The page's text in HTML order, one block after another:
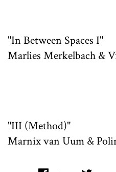
"In Between Spaces I"
Marlies Merkelbach &
"III (Method)"
Marnix van Uum &